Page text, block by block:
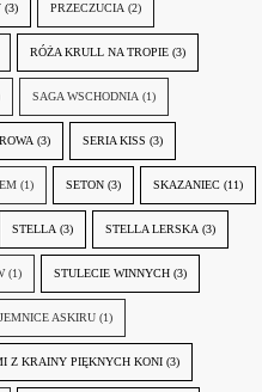
(3) PRZECZUCIA (2)
RÓŻA KRULL NA TROPIE (3)
SAGA WSCHODNIA (1)
(3) SERIA KISS (3)
(1) SETON (3) SKAZANIEC (11)
STELLA (3) STELLA LERSKA (3)
(1) STULECIE WINNYCH (3)
ASKIRU (1)
Z KRAINY PIĘKNYCH KONI (3)